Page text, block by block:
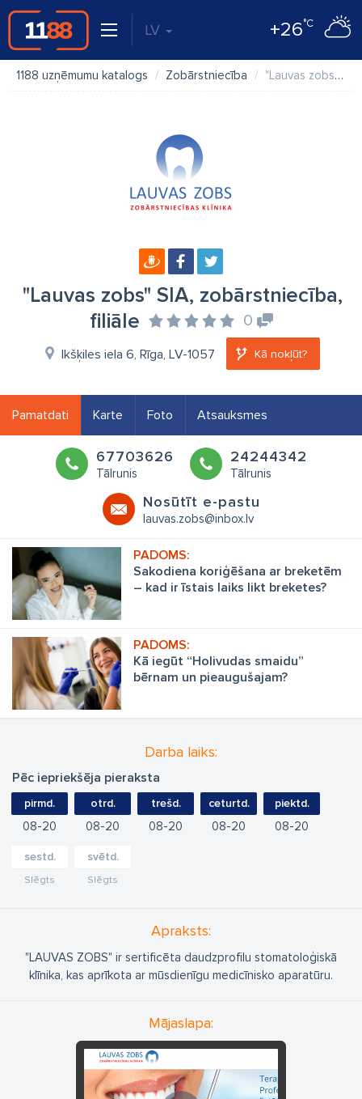
LV +26°C
1188 uzņēmumu katalogs Zobārstniecība "Lauvas zobs" SIA, zobārstniecība, filiāle
"Lauvas zobs" SIA, zobārstniecība,
filiāle
0
Ikšķiles iela 6, Rīga, LV-1057 Kā nokļūt?
Pamatdati Karte Foto Atsauksmes
67703626
Tālrunis
24244342
Tālrunis
Nosūtīt e-pastu
lauvas.zobs@inbox.lv
Sakodiena koriģēšana ar breketēm
– kad ir īstais laiks likt breketes?
Kā iegūt “Holivudas smaidu”
bērnam un pieaugušajam?
Darba laiks:
Pēc iepriekšēja pieraksta
pirmd.
08 20
otrd.
08 20
trešd.
08 20
ceturtd.
08 20
piektd.
08 20
sestd.
Slēgts
svētd.
Slēgts
Apraksts:
"LAUVAS ZOBS" ir sertificēta daudzprofilu stomatoloģiskā
klīnika, kas aprīkota ar mūsdienīgu medicīnisko aparatūru.
Mājaslapa: